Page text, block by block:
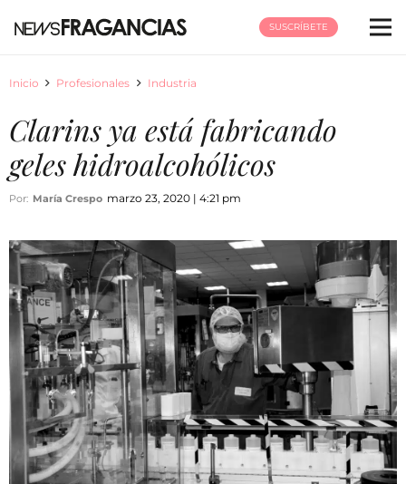
SUSCRÍBETE
Inicio Profesionales Industria
Clarins ya está fabricando
geles hidroalcohólicos
Por: María Crespo marzo 23, 2020 | 4:21 pm